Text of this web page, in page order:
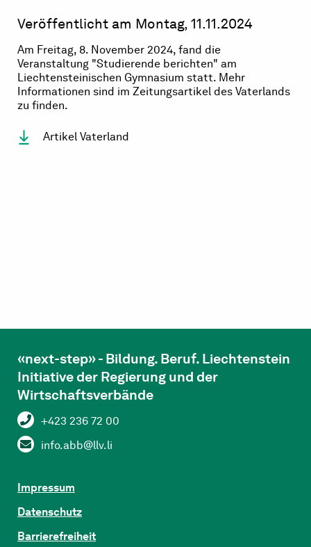
Veröffentlicht am Montag, 11.11.2024
Am Freitag, 8. November 2024, fand die
Veranstaltung "Studierende berichten" am
Liechtensteinischen Gymnasium statt. Mehr
Informationen sind im Zeitungsartikel des Vaterlands
zu finden.
Artikel Vaterland
«next-step» - Bildung. Beruf. Liechtenstein
Initiative der Regierung und der
Wirtschaftsverbände
+423 236 72 00
info.abb@llv.li
Impressum
Datenschutz
Barrierefreiheit